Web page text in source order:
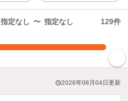
指定なし 〜 指定なし 129件
2026年08月04日更新